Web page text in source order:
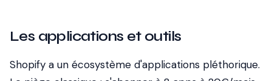
Les applications et outils
Shopify a un écosystème d'applications pléthorique.